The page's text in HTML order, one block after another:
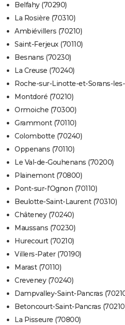
Belfahy (70290)
La Rosière (70310)
Ambiévillers (70210)
Saint-Ferjeux (70110)
Besnans (70230)
La Creuse (70240)
Roche-sur-Linotte-et-Sorans-
Montdoré (70210)
Ormoiche (70300)
Grammont (70110)
Colombotte (70240)
Oppenans (70110)
Le Val-de-Gouhenans (70200)
Plainemont (70800)
Pont-sur-l'Ognon (70110)
Beulotte-Saint-Laurent (70310)
Châteney (70240)
Maussans (70230)
Hurecourt (70210)
Villers-Pater (70190)
Marast (70110)
Creveney (70240)
Dampvalley-Saint-Pancras
Betoncourt-Saint-Pancras
La Pisseure (70800)